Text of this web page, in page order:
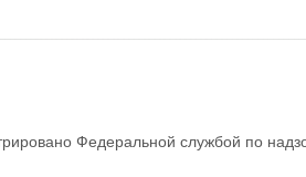
Федеральной службой по